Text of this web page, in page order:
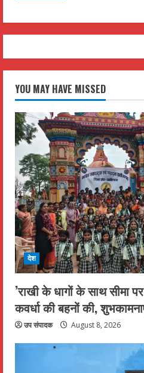
YOU MAY HAVE MISSED
देश
’राखी के धागों के साथ सीमा
कवर्धा की बहनों की,
उप संपादक August 8, 2026